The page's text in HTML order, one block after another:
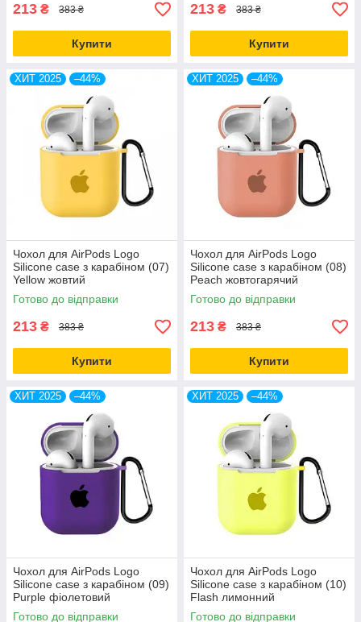
213 ₴ 383 ₴
Купити
213 ₴ 383 ₴
Купити
ХИТ 2025 –44%
Чохол для AirPods Logo
Silicone case з карабіном (07)
Yellow жовтий
Готово до відправки
213 ₴ 383 ₴
Купити
ХИТ 2025 –44%
Чохол для AirPods Logo
Silicone case з карабіном (08)
Peach жовтогарячий
Готово до відправки
213 ₴ 383 ₴
Купити
ХИТ 2025 –44%
Чохол для AirPods Logo
Silicone case з карабіном (09)
Purple фіолетовий
Готово до відправки
ХИТ 2025 –44%
Чохол для AirPods Logo
Silicone case з карабіном (10)
Flash лимонний
Готово до відправки